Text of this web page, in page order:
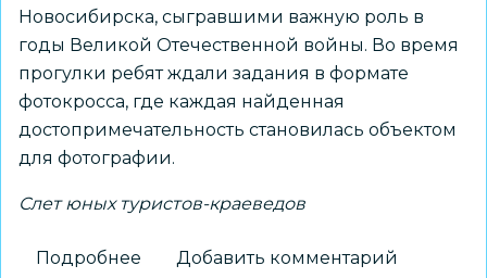
Новосибирска, сыгравшими важную роль в
годы Великой Отечественной войны. Во время
прогулки ребят ждали задания в формате
фотокросса, где каждая найденная
достопримечательность становилась объектом
для фотографии.
Слет юных туристов-краеведов
Подробнее Добавить комментарий